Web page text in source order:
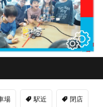
場 駅近 閉店